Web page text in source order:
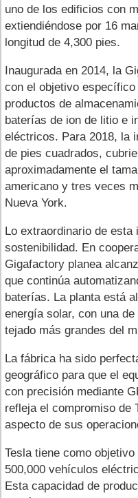
uno de los edificios con
extiendiéndose por 16
longitud de 4,300 pies.
Inaugurada en 2014, la
con el objetivo
productos de
baterías de ion de litio e
eléctricos. Para 2018, la
de pies cuadrados,
aproximadamente el
americano y tres veces
Nueva York.
Lo extraordinario de
sostenibilidad. En
Gigafactory planea
que continúa
baterías. La planta está
energía solar, con una
tejado más grandes del
La fábrica ha sido
geográfico para que el
con precisión mediante
refleja el compromiso de
aspecto de sus
Tesla tiene como
500,000 vehículos
Esta capacidad de